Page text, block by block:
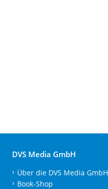
DVS Media GmbH
Über die DVS Media GmbH
Book-Shop